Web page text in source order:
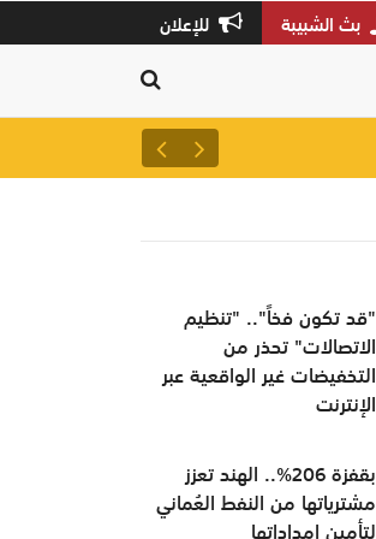
بث الشبيبة للإعلان
لتعزيز سلاسل الإمداد..
"قد تكون فخاً".. "تنظيم
الاتصالات" تحذر من
التخفيضات غير الواقعية عبر
الإنترنت
بقفزة 206%.. الهند تعزز
مشترياتها من النفط العُماني